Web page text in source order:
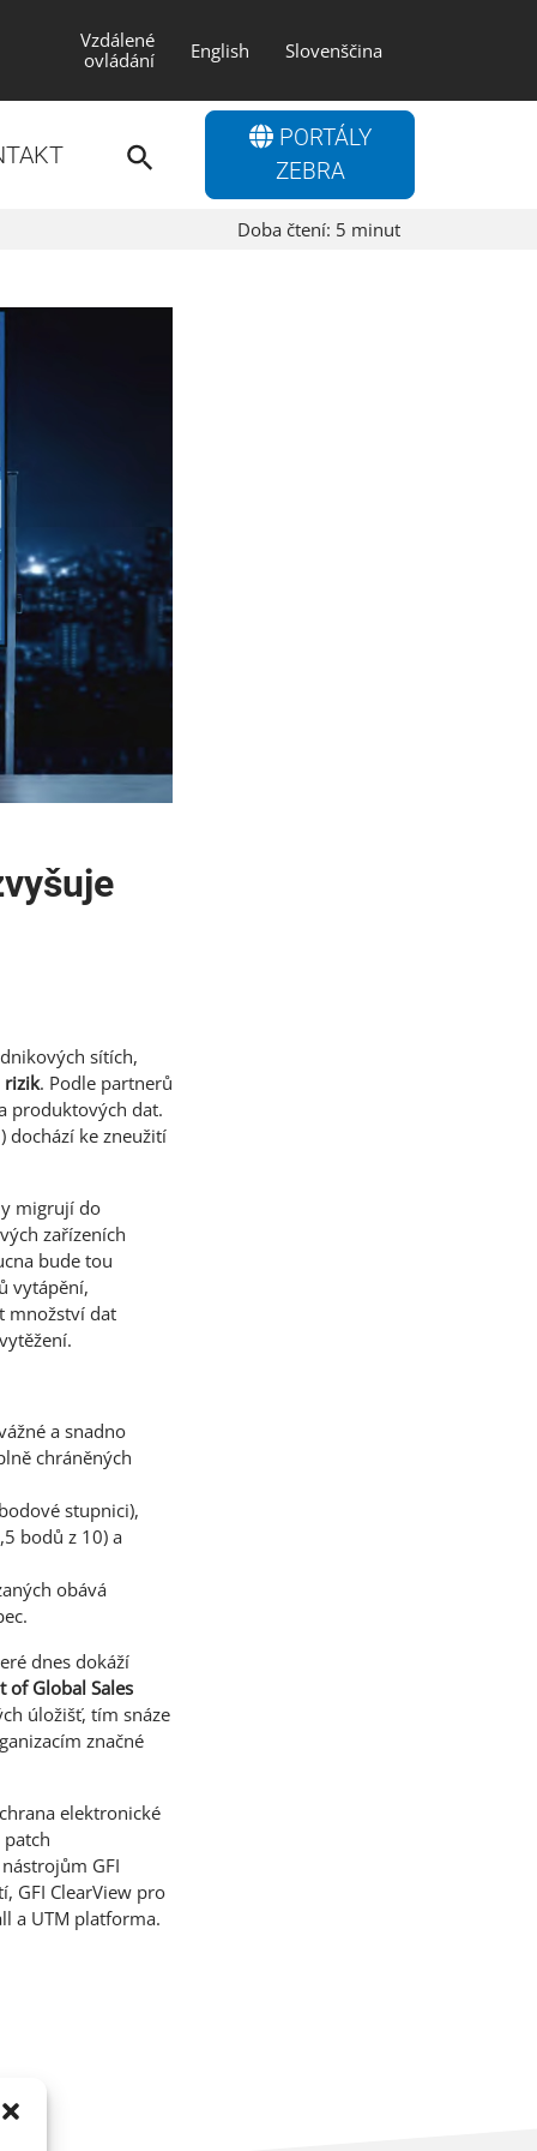
Vzdálené
ovládání
English Slovenščina
PORTÁLY
ZEBRA
Doba čtení: 5 minut
sítích,
rizik. Podle partnerů
produktových dat.
dochází ke zneužití
migrují do
zařízeních
bude tou
vytápění,
množství dat
a snadno
chráněných
stupnici),
bodů z 10) a
obává
dnes dokáží
of Global Sales
úložišť, tím snáze
značné
elektronické
GFI
GFI ClearView pro
a UTM platforma.